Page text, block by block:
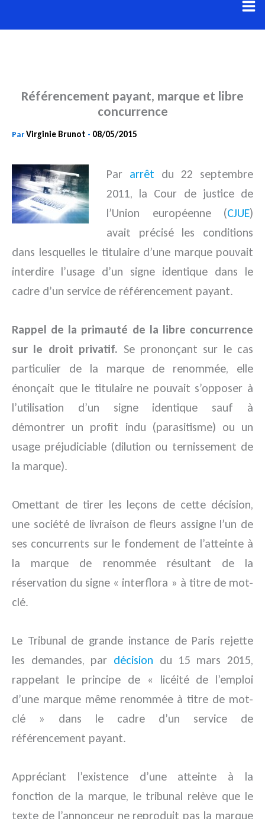
au
Référencement payant, marque et libre
concurrence
ParVirginie Brunot - 08/05/2015
Par arrêt du 22 septembre
2011, la Cour de justice de
l’Union européenne (CJUE)
avait précisé les conditions
dans lesquelles le titulaire d’une marque pouvait
interdire l’usage d’un signe identique dans le
cadre d’un service de référencement payant.
Rappel de la primauté de la libre concurrence
sur le droit privatif. Se prononçant sur le cas
particulier de la marque de renommée, elle
énonçait que le titulaire ne pouvait s’opposer à
l’utilisation d’un signe identique sauf à
démontrer un profit indu (parasitisme) ou un
usage préjudiciable (dilution ou ternissement de
la marque).
Omettant de tirer les leçons de cette décision,
une société de livraison de fleurs assigne l’un de
ses concurrents sur le fondement de l’atteinte à
la marque de renommée résultant de la
réservation du signe « interflora » à titre de mot-
clé.
Le Tribunal de grande instance de Paris rejette
les demandes, par décision du 15 mars 2015,
rappelant le principe de « licéité de l’emploi
d’une marque même renommée à titre de mot-
clé » dans le cadre d’un service de
référencement payant.
Appréciant l’existence d’une atteinte à la
fonction de la marque, le tribunal relève que le
texte de l’annonceur ne reproduit pas la marque